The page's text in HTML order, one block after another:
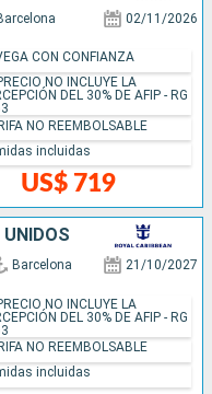
02/11/2026
US$ 719
CON CONFIANZA
NO INCLUYE LA
DEL 30% DE AFIP - RG
NO REEMBOLSABLE
incluidas
Barcelona 21/10/2027
NO INCLUYE LA
DEL 30% DE AFIP - RG
NO REEMBOLSABLE
incluidas